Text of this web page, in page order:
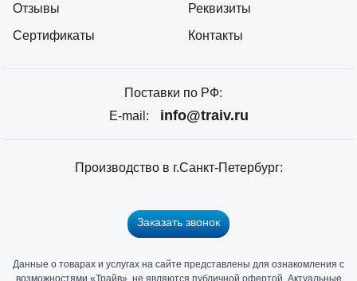
Отзывы
Сертификаты
Реквизиты
Контакты
Поставки по РФ:
E-mail:
info@traiv.ru
Производство в г.Санкт-Петербург:
Заказать звонок
Данные о товарах и услугах на сайте представлены для ознакомления с
возможностями «Трайв», не являются публичной офертой. Актуальные
Главный